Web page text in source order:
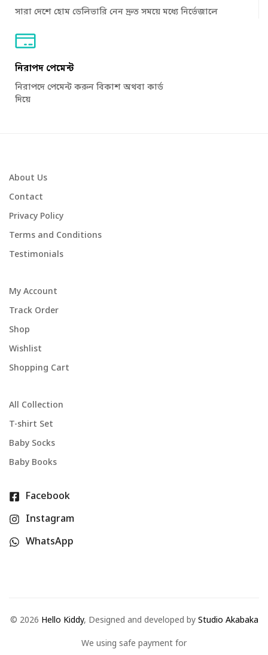
সারা দেশে হোম ডেলিভারি নেন দ্রুত সময়ে মধ্যে নির্ভেজালে
নিরাপদ পেমেন্ট
নিরাপদে পেমেন্ট করুন বিকাশ অথবা কার্ড
দিয়ে
About Us
Contact
Privacy Policy
Terms and Conditions
Testimonials
My Account
Track Order
Shop
Wishlist
Shopping Cart
All Collection
T-shirt Set
Baby Socks
Baby Books
Facebook
Instagram
WhatsApp
© 2026 Hello Kiddy, Designed and developed by Studio Akabaka
We using safe payment for